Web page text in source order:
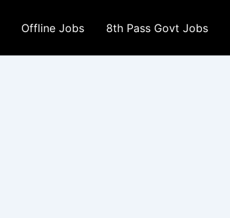
Offline Jobs 8th Pass Govt Jobs